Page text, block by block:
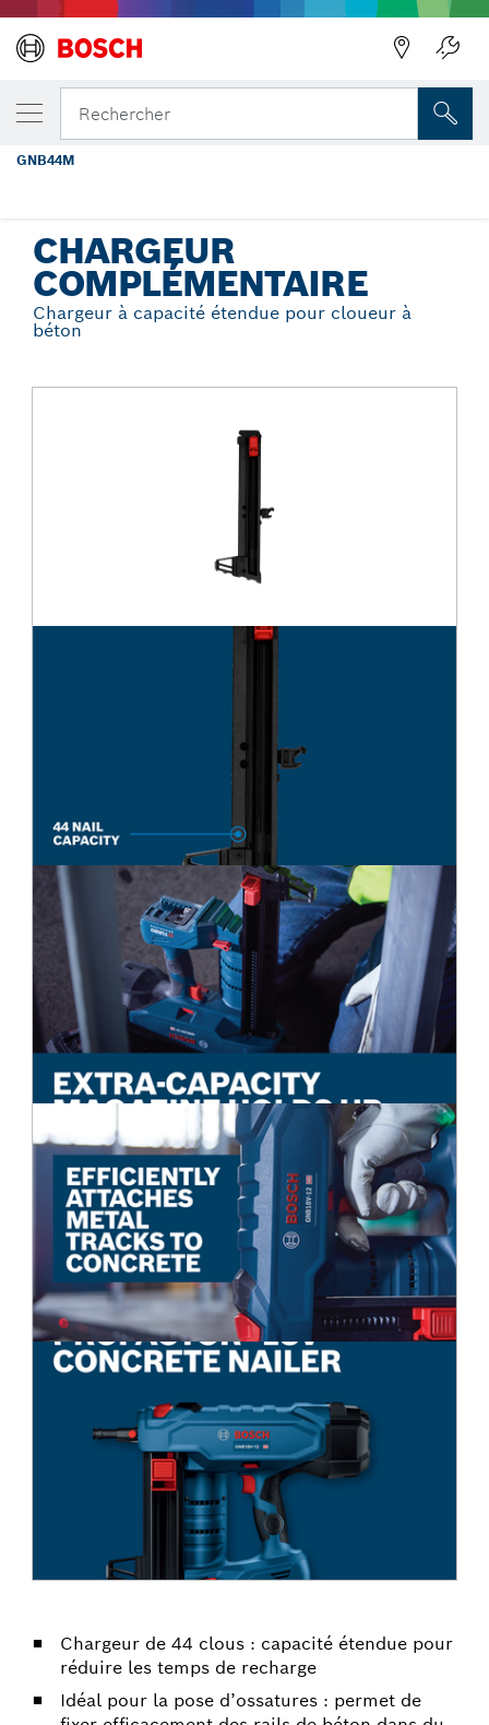
Rechercher
CHARGEUR
COMPLÉMENTAIRE
Chargeur à capacité étendue pour cloueur à
béton
Chargeur de 44 clous : capacité étendue pour
réduire les temps de recharge
Idéal pour la pose d’ossatures : permet de
VOTRE VARIANTE SÉLECTIONNÉE
Chargeur à capacité étendue pour
cloueur à béton
GNB44M